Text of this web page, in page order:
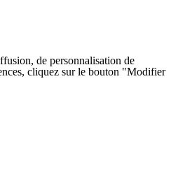
de personnalisation de
cliquez sur le bouton "Modifier